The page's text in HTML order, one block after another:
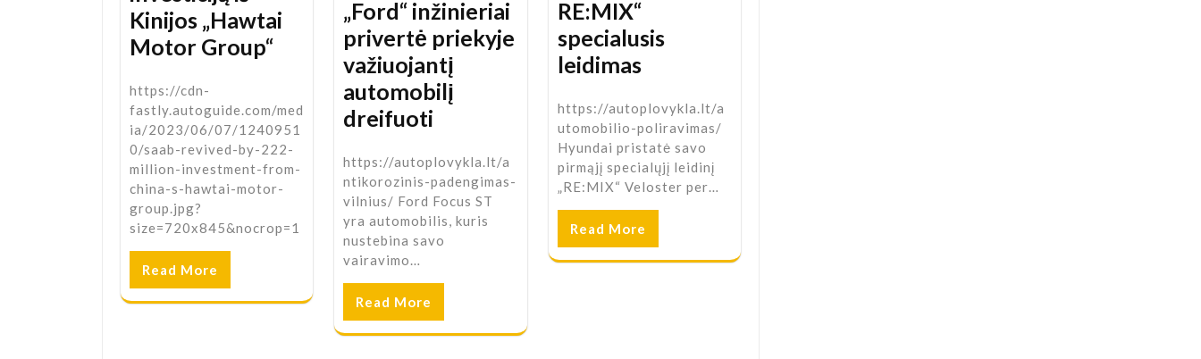
Kinijos „Hawtai
Motor Group“
https://cdn-
fastly.autoguide.com/med
ia/2023/06/07/1240951
0/saab-revived-by-222-
million-investment-from-
china-s-hawtai-motor-
group.jpg?
size=720x845&nocrop=1
Read More
„Ford“ inžinieriai
privertė priekyje
važiuojantį
automobilį
dreifuoti
https://autoplovykla.lt/a
ntikorozinis-padengimas-
vilnius/ Ford Focus ST
yra automobilis, kuris
nustebina savo
vairavimo…
Read More
RE:MIX“
specialusis
leidimas
https://autoplovykla.lt/a
utomobilio-poliravimas/
Hyundai pristatė savo
pirmąjį specialųjį leidinį
„RE:MIX“ Veloster per…
Read More